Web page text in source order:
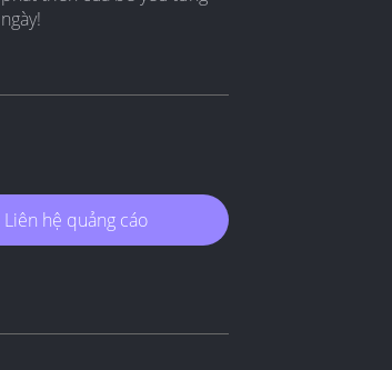
ngày!
Liên hệ quảng cáo